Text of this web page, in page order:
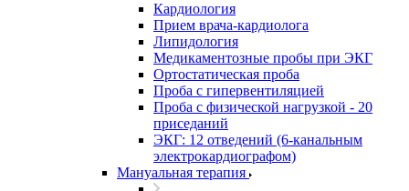
Кардиология
Прием врача-кардиолога
Липидология
Медикаментозные пробы при ЭКГ
Ортостатическая проба
Проба с гипервентиляцией
Проба с физической нагрузкой - 20
приседаний
ЭКГ: 12 отведений (6-канальным
электрокардиографом)
Мануальная терапия